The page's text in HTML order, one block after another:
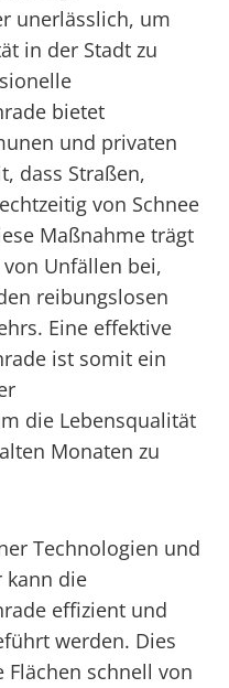
unerlässlich, um
in der Stadt zu
bietet
und privaten
dass Straßen,
von Schnee
Maßnahme trägt
Unfällen bei,
reibungslosen
Eine effektive
ist somit ein
die Lebensqualität
Monaten zu
Technologien und
kann die
effizient und
werden. Dies
schnell von